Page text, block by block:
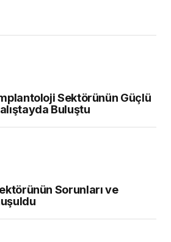
Sektörünün Güçlü
Buluştu
Sorunları ve